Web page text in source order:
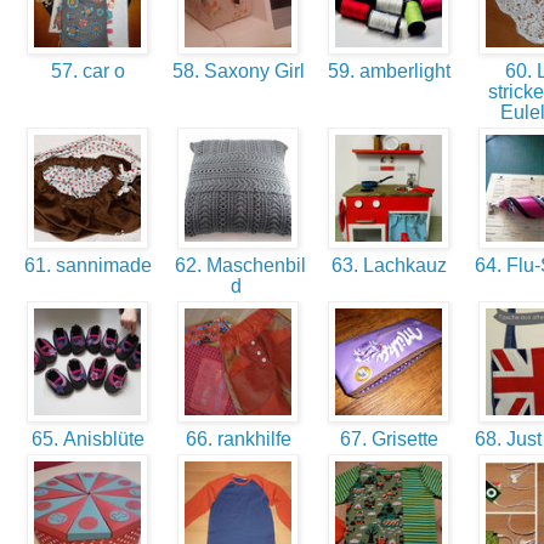
57. car o 58. Saxony Girl 59. amberlight
60.
61. sannimade
62. Maschenbil
d
63. Lachkauz 64.
65. Anisblüte 66. rankhilfe 67. Grisette 68.